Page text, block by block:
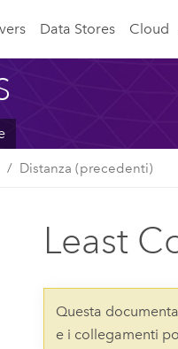
Data Stores Cloud
Distanza (precedenti)
Least
Questa
e i collegamenti